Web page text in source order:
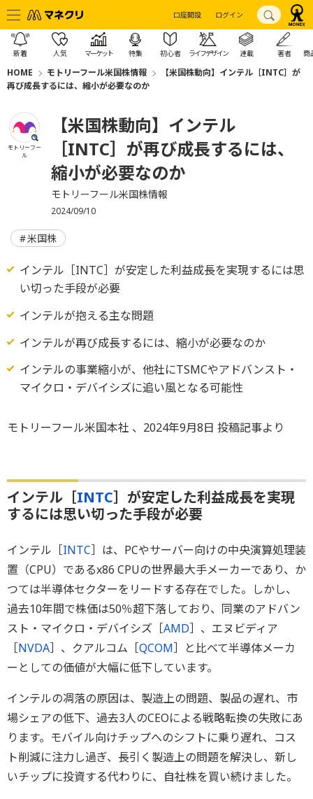
口座開設 ログイン
新着 人気 マーケット 特集 初心者 ライフデザイン 連載 著者 商
HOME モトリーフール米国株情報
【米国株動向】インテル［INTC］が
再び成長するには、縮小が必要なのか
モトリーフー
ル
【米国株動向】インテル
［INTC］が再び成長するには、
縮小が必要なのか
モトリーフール米国株情報
2024/09/10
米国株
インテル［INTC］が安定した利益成長を実現するには思
い切った手段が必要
インテルが抱える主な問題
インテルが再び成長するには、縮小が必要なのか
インテルの事業縮小が、他社にTSMCやアドバンスト・
マイクロ・デバイシズに追い風となる可能性
モトリーフール米国本社 、2024年9月8日 投稿記事より
インテル［INTC］が安定した利益成長を実現
するには思い切った手段が必要
インテル［INTC］は、PCやサーバー向けの中央演算処理装
置（CPU）であるx86 CPUの世界最大手メーカーであり、か
つては半導体セクターをリードする存在でした。しかし、
過去10年間で株価は50％超下落しており、同業のアドバン
スト・マイクロ・デバイシズ［AMD］、エヌビディア
［NVDA］、クアルコム［QCOM］と比べて半導体メーカ
ーとしての価値が大幅に低下しています。
インテルの凋落の原因は、製造上の問題、製品の遅れ、市
場シェアの低下、過去3人のCEOによる戦略転換の失敗にあ
ります。モバイル向けチップへのシフトに乗り遅れ、コス
ト削減に注力し過ぎ、長引く製造上の問題を解決し、新し
いチップに投資する代わりに、自社株を買い続けました。